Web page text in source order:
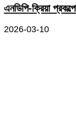
এনডিপি-ক্রিয়া
2026-03-10